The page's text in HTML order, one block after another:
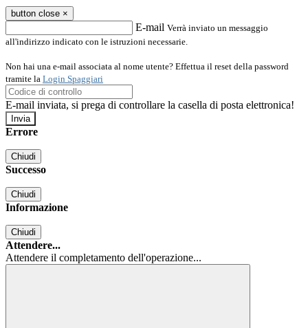
button close ×
E-mail Verrà inviato un messaggio
all'indirizzo indicato con le istruzioni necessarie.
Non hai una e-mail associata al nome utente? Effettua il reset della password
tramite la Login Spaggiari
E-mail inviata, si prega di controllare la casella di posta elettronica!
Errore
Chiudi
Successo
Chiudi
Informazione
Chiudi
Attendere...
Attendere il completamento dell'operazione...